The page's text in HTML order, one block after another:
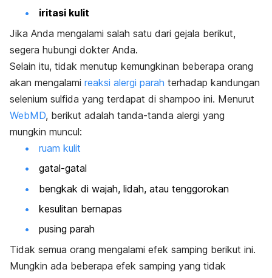
iritasi kulit
Jika Anda mengalami salah satu dari gejala berikut,
segera hubungi dokter Anda.
Selain itu, tidak menutup kemungkinan beberapa orang
akan mengalami reaksi alergi parah terhadap kandungan
selenium sulfida yang terdapat di shampoo ini. Menurut
WebMD, berikut adalah tanda-tanda alergi yang
mungkin muncul:
ruam kulit
gatal-gatal
bengkak di wajah, lidah, atau tenggorokan
kesulitan bernapas
pusing parah
Tidak semua orang mengalami efek samping berikut ini.
Mungkin ada beberapa efek samping yang tidak